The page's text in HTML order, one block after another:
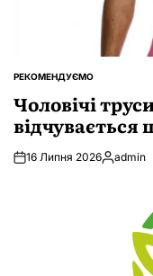
ОПУБЛІКУВАТИ
РЕКОМЕНДУЄМО
Чоловічі
відчувається
16 Липня 2026 admin